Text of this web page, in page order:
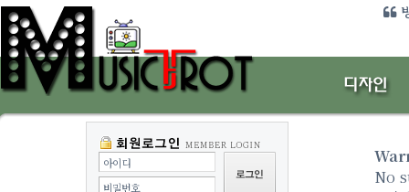
아이디
비밀번호
No